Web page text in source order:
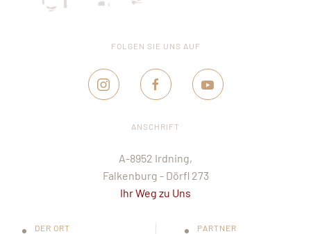
FOLGEN SIE UNS AUF
ANSCHRIFT
A-8952 Irdning,
Falkenburg - Dörfl 273
Ihr Weg zu Uns
DER ORT
PARTNER